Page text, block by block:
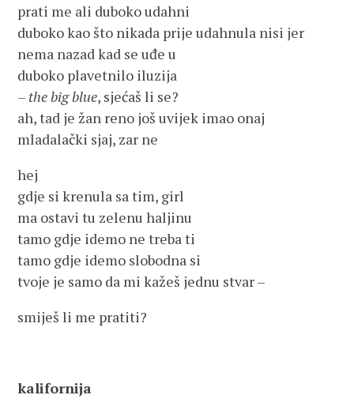
prati me ali duboko udahni
duboko kao što nikada prije udahnula nisi jer
nema nazad kad se uđe u
duboko plavetnilo iluzija
– the big blue, sjećaš li se?
ah, tad je žan reno još uvijek imao onaj
mladalački sjaj, zar ne
hej
gdje si krenula sa tim, girl
ma ostavi tu zelenu haljinu
tamo gdje idemo ne treba ti
tamo gdje idemo slobodna si
tvoje je samo da mi kažeš jednu stvar –
smiješ li me pratiti?
kalifornija